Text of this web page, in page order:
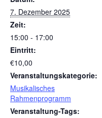
7. Dezember 2025
Zeit:
15:00 - 17:00
Eintritt:
€10,00
Veranstaltungskategorie:
Musikalisches
Rahmenprogramm
Veranstaltung-Tags: